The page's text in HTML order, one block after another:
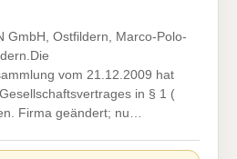
GmbH, Ostfildern, Marco-Polo-
vom 21.12.2009 hat
in § 1 (
Firma geändert; nu…